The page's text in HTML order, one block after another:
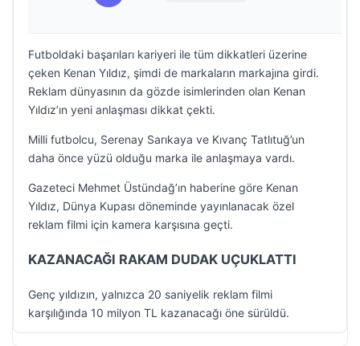
Futboldaki başarıları kariyeri ile tüm dikkatleri üzerine
çeken Kenan Yıldız, şimdi de markaların markajına girdi.
Reklam dünyasının da gözde isimlerinden olan Kenan
Yıldız’ın yeni anlaşması dikkat çekti.
Milli futbolcu, Serenay Sarıkaya ve Kıvanç Tatlıtuğ’un
daha önce yüzü olduğu marka ile anlaşmaya vardı.
Gazeteci Mehmet Üstündağ’ın haberine göre Kenan
Yıldız, Dünya Kupası döneminde yayınlanacak özel
reklam filmi için kamera karşısına geçti.
KAZANACAĞI RAKAM DUDAK UÇUKLATTI
Genç yıldızın, yalnızca 20 saniyelik reklam filmi
karşılığında 10 milyon TL kazanacağı öne sürüldü.